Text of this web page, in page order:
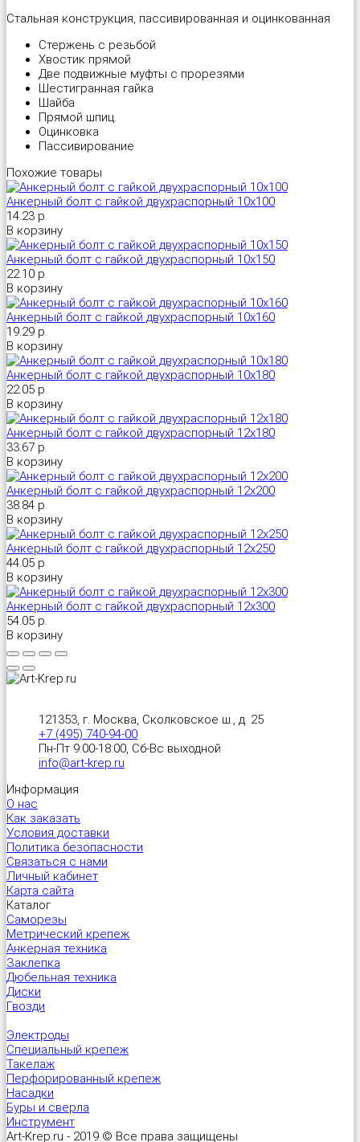
Распорный дюбель трехстороннего распора KPX «Wkret-met»
Складной пружинный дюбель
Универсальный дюбель потай и с бортом
Универсальный распорный дюбель с петельным крюком RUO
Универсальный распорный дюбель с потолочным крюком RUС
Универсальный распорный дюбель с простым крюком RUL
Фасадный анкер “Wkret-met”
Уголок рамный
Узкий уголок (KW)
Шпатель фасадный нержавеющий
Шпатель фасадный нержавеющий, зубчатый 6х6мм
Шпатель фасадный нержавеющий, зубчатый 8х8мм
Стальная конструкция, пассивированная и оцинкованная
Стержень с резьбой
Хвостик прямой
Две подвижные муфты с прорезями
Шестигранная гайка
Шайба
Прямой шпиц.
Оцинковка
Пассивирование
Похожие товары
Анкерный болт с гайкой двухраспорный 10х100
14.23 р.
В корзину
Анкерный болт с гайкой двухраспорный 10х150
22.10 р.
В корзину
Анкерный болт с гайкой двухраспорный 10х160
19.29 р.
В корзину
Анкерный болт с гайкой двухраспорный 10х180
22.05 р.
В корзину
Анкерный болт с гайкой двухраспорный 12х180
33.67 р.
В корзину
Анкерный болт с гайкой двухраспорный 12х200
38.84 р.
В корзину
Анкерный болт с гайкой двухраспорный 12х250
44.05 р.
В корзину
Анкерный болт с гайкой двухраспорный 12х300
54.05 р.
В корзину
121353, г. Москва, Сколковское ш., д. 25
+7 (495) 740-94-00
Пн-Пт 9:00-18:00, Сб-Вс выходной
info@art-krep.ru
Информация
О нас
Как заказать
Условия доставки
Политика безопасности
Связаться с нами
Личный кабинет
Карта сайта
Каталог
Саморезы
Метрический крепеж
Анкерная техника
Заклепка
Дюбельная техника
Диски
Гвозди
Электроды
Специальный крепеж
Такелаж
Перфорированный крепеж
Насадки
Буры и сверла
Инструмент
Art-Krep.ru - 2019 © Все права защищены